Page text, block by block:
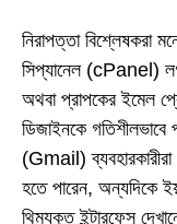
নিরাপত্তা বিশ্লেষকরা
সিপ্যানেল (cPanel)
অথবা প্রাপকের ইমেল
ডিজাইনকে
(Gmail)
হতে পারেন, অন্যদিকে
থিমযুক্ত ইন্টারফেস